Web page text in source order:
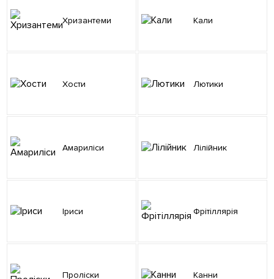
Хризантеми Кали
Хости Лютики
Амариліси Лілійник
Іриси Фрітіллярія
Проліски Канни